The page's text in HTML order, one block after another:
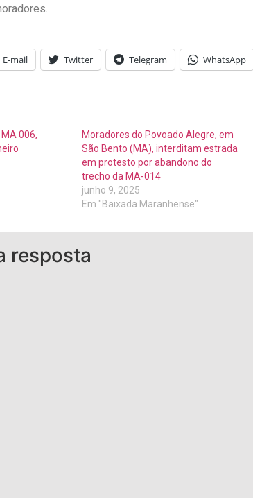
E-mail Twitter Telegram WhatsApp
006,
Moradores do Povoado Alegre, em
São Bento (MA), interditam estrada
em protesto por abandono do
trecho da MA-014
junho 9, 2025
Em "Baixada Maranhense"
resposta